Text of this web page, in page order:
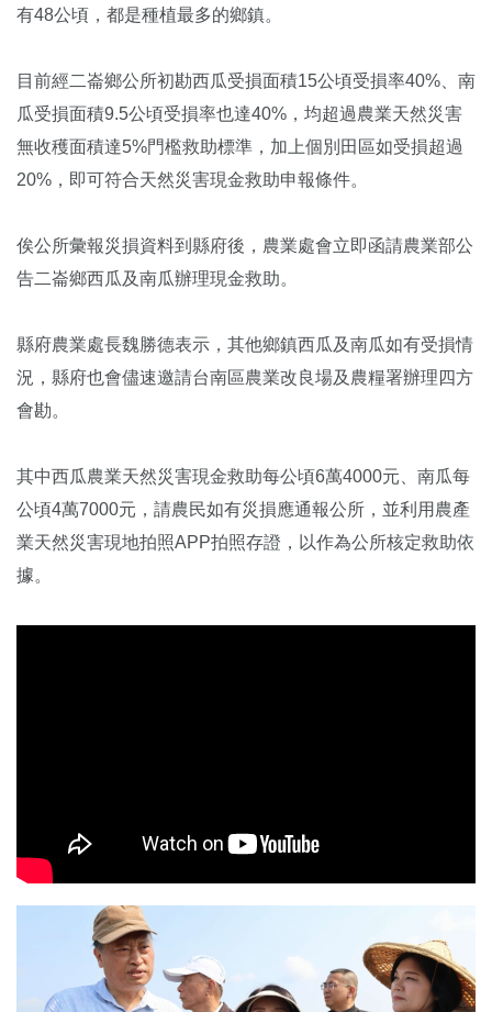
有48公頃，都是種植最多的鄉鎮。
目前經二崙鄉公所初勘西瓜受損面積15公頃受損率40%、南
瓜受損面積9.5公頃受損率也達40%，均超過農業天然災害
無收穫面積達5%門檻救助標準，加上個別田區如受損超過
20%，即可符合天然災害現金救助申報條件。
俟公所彙報災損資料到縣府後，農業處會立即函請農業部公
告二崙鄉西瓜及南瓜辦理現金救助。
縣府農業處長魏勝德表示，其他鄉鎮西瓜及南瓜如有受損情
況，縣府也會儘速邀請台南區農業改良場及農糧署辦理四方
會勘。
其中西瓜農業天然災害現金救助每公頃6萬4000元、南瓜每
公頃4萬7000元，請農民如有災損應通報公所，並利用農產
業天然災害現地拍照APP拍照存證，以作為公所核定救助依
據。